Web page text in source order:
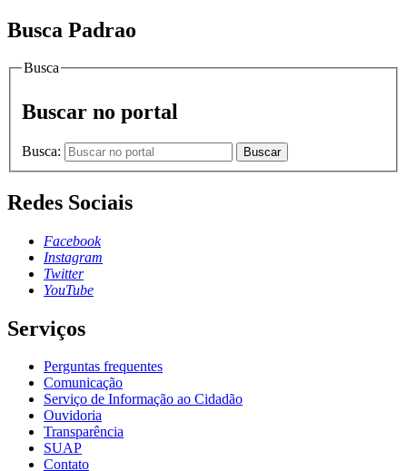
Busca Padrao
Busca
Buscar no portal
Busca: Buscar
Redes Sociais
Facebook
Instagram
Twitter
YouTube
Serviços
Perguntas frequentes
Comunicação
Serviço de Informação ao Cidadão
Ouvidoria
Transparência
SUAP
Contato